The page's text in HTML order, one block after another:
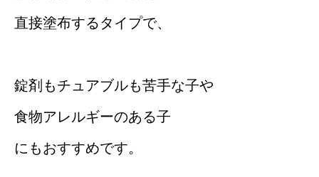
直接塗布するタイプで、
錠剤もチュアブルも苦手な子や
食物アレルギーのある子
にもおすすめです。